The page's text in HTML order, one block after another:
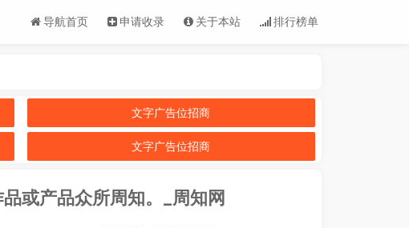
导航首页 申请收录 关于本站 排行榜单
文字广告位招商
文字广告位招商
或产品众所周知。_周知网